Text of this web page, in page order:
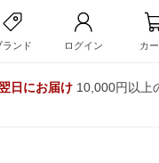
ランド ログイン カ
日にお届け10,000円以上